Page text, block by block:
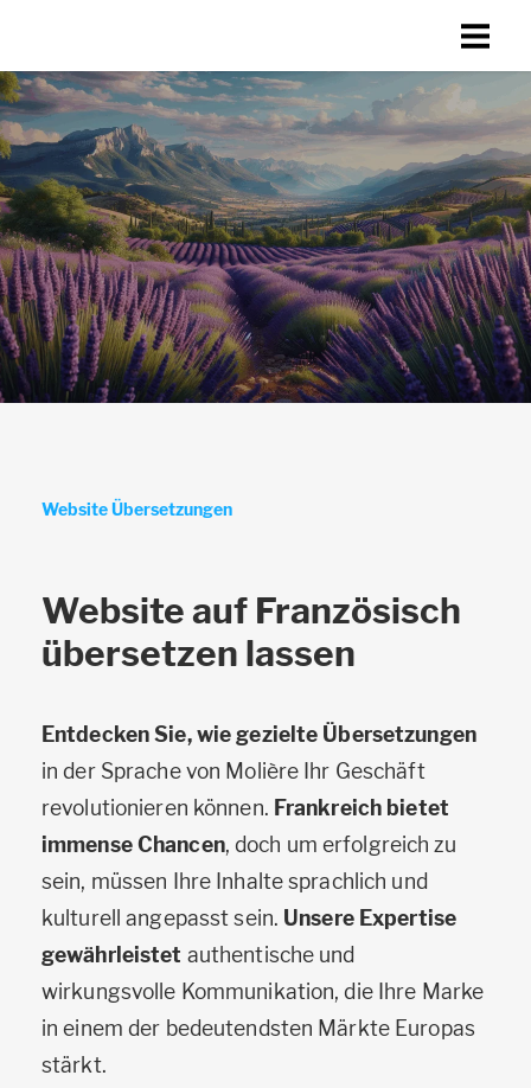
Website Übersetzungen
Website auf Französisch
übersetzen lassen
Entdecken Sie, wie gezielte Übersetzungen
in der Sprache von Molière Ihr Geschäft
revolutionieren können. Frankreich bietet
immense Chancen, doch um erfolgreich zu
sein, müssen Ihre Inhalte sprachlich und
kulturell angepasst sein. Unsere Expertise
gewährleistet authentische und
wirkungsvolle Kommunikation, die Ihre Marke
in einem der bedeutendsten Märkte Europas
stärkt.